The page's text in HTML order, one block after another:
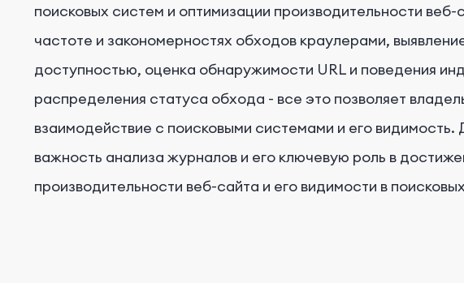
поисковых систем и оптимизации производительности
частоте и закономерностях обходов краулерами,
доступностью, оценка обнаружимости URL и поведения
распределения статуса обхода - все это позволяет
взаимодействие с поисковыми системами и его видимость.
важность анализа журналов и его ключевую роль в
производительности веб-сайта и его видимости в